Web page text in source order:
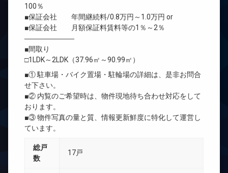
100％
■保証会社 年間継続料/0.8万円～1.0万円 or
■保証会社 月額保証料賃料等の1％～2％
―――――――
■間取り
□1LDK～2LDK（37.96㎡～90.99㎡）
■① 駐車場・バイク置場・駐輪場の詳細は、是非お問合
せ下さい。
■② 内覧のご希望時は、物件現地待ち合わせ対応をして
おります。
■③ 物件写真の量と質、情報更新鮮度に特化して運営し
ています。
総戸
数
17戸